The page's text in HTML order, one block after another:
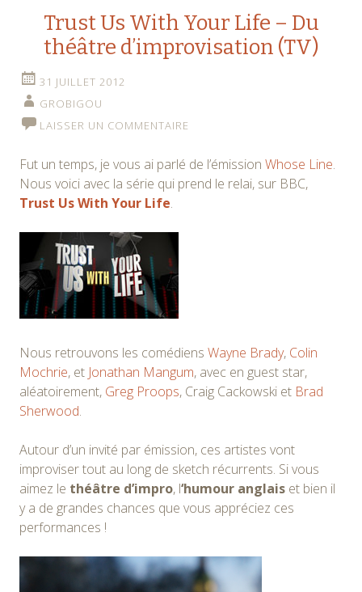
Trust Us With Your Life – Du
théâtre d’improvisation (TV)
31 JUILLET 2012
GROBIGOU
LAISSER UN COMMENTAIRE
Fut un temps, je vous ai parlé de l’émission Whose Line.
Nous voici avec la série qui prend le relai, sur BBC,
Trust Us With Your Life.
Nous retrouvons les comédiens Wayne Brady, Colin
Mochrie, et Jonathan Mangum, avec en guest star,
aléatoirement, Greg Proops, Craig Cackowski et Brad
Sherwood.
Autour d’un invité par émission, ces artistes vont
improviser tout au long de sketch récurrents. Si vous
aimez le théâtre d’impro, l‘humour anglais et bien il
y a de grandes chances que vous appréciez ces
performances !